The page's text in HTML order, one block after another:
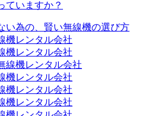
ていますか？
い為の、賢い無線機の選び方
機レンタル会社
機レンタル会社
線機レンタル会社
機レンタル会社
機レンタル会社
機レンタル会社